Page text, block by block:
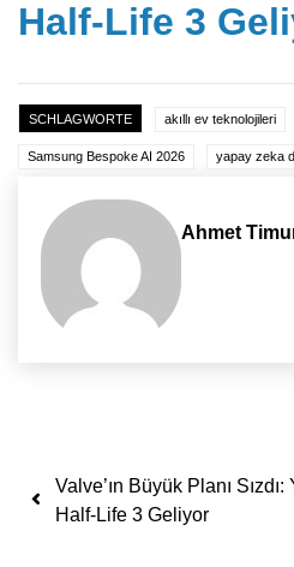
Half-Life 3
SCHLAGWORTE akıllı ev teknolojileri
Samsung Bespoke AI 2026 yapay zeka
Ahmet
Yazı dolaşımı
Valve’ın Büyük Planı
Half-Life 3 Geliyor